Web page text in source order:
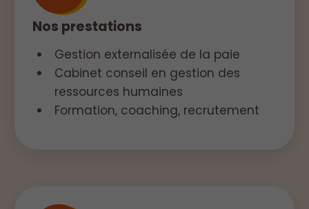
Nos prestations
Gestion externalisée de la paie
Cabinet conseil en gestion des
ressources humaines
Formation, coaching, recrutement